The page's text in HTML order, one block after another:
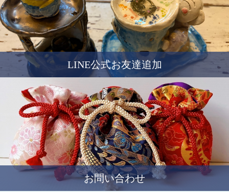
LINE公式お友達追加
お問い合わせ